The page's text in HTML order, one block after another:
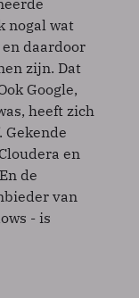
nogal wat
daardoor
zijn. Dat
Google,
heeft zich
en
de
van
- is